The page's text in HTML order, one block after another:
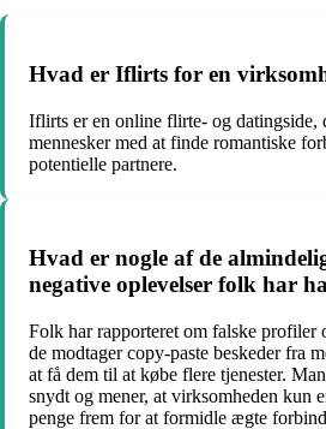
Hvad er Iflirts for en
Iflirts er en online flirte- og
mennesker med at finde romantiske
potentielle partnere.
Hvad er nogle af de
negative oplevelser folk har
Folk har rapporteret om falske
de modtager copy-paste beskeder fra
at få dem til at købe flere tjenester.
snydt og mener, at virksomheden kun
penge frem for at formidle ægte